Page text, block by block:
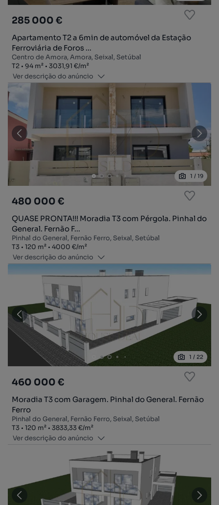
285 000 €
Apartamento T2 a 6min de automóvel da Estação
Ferroviária de Foros ...
Centro de Amora, Amora, Seixal, Setúbal
Tipologia
T2
Zona94 m²
Preço por metro quadrado
3031,91 €/m²
Ver descrição do anúncio
1 / 19
480 000 €
QUASE PRONTA!!! Moradia T3 com Pérgola. Pinhal do
General. Fernão F...
Pinhal do General, Fernão Ferro, Seixal, Setúbal
Tipologia
T3
Zona120 m²
Preço por metro quadrado
4000 €/m²
Ver descrição do anúncio
1 / 22
460 000 €
Moradia T3 com Garagem. Pinhal do General. Fernão
Ferro
Pinhal do General, Fernão Ferro, Seixal, Setúbal
Tipologia
T3
Zona120 m²
Preço por metro quadrado
3833,33 €/m²
Ver descrição do anúncio